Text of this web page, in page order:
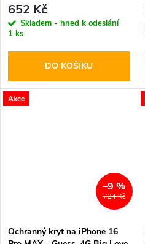
652 Kč
Skladem - hned k odeslání
1 ks
DO KOŠÍKU
Akce
724 Kč
–9 %
Ochranný kryt na iPhone 16